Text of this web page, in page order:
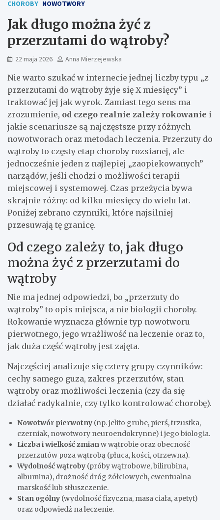
CHOROBY NOWOTWORY
Jak długo można żyć z
przerzutami do wątroby?
22 maja 2026 Anna Mierzejewska
Nie warto szukać w internecie jednej liczby typu „z
przerzutami do wątroby żyje się X miesięcy” i
traktować jej jak wyrok. Zamiast tego sens ma
zrozumienie, od czego realnie zależy rokowanie i
jakie scenariusze są najczęstsze przy różnych
nowotworach oraz metodach leczenia. Przerzuty do
wątroby to częsty etap choroby rozsianej, ale
jednocześnie jeden z najlepiej „zaopiekowanych”
narządów, jeśli chodzi o możliwości terapii
miejscowej i systemowej. Czas przeżycia bywa
skrajnie różny: od kilku miesięcy do wielu lat.
Poniżej zebrano czynniki, które najsilniej
przesuwają tę granicę.
Od czego zależy to, jak długo
można żyć z przerzutami do
wątroby
Nie ma jednej odpowiedzi, bo „przerzuty do
wątroby” to opis miejsca, a nie biologii choroby.
Rokowanie wyznacza głównie typ nowotworu
pierwotnego, jego wrażliwość na leczenie oraz to,
jak duża część wątroby jest zajęta.
Najczęściej analizuje się cztery grupy czynników:
cechy samego guza, zakres przerzutów, stan
wątroby oraz możliwości leczenia (czy da się
działać radykalnie, czy tylko kontrolować chorobę).
Nowotwór pierwotny (np. jelito grube, pierś, trzustka,
czerniak, nowotwory neuroendokrynne) i jego biologia.
Liczba i wielkość zmianw wątrobie oraz obecność
przerzutów poza wątrobą (płuca, kości, otrzewna).
Wydolność wątroby (próby wątrobowe, bilirubina,
albumina), drożność dróg żółciowych, ewentualna
marskość lub stłuszczenie.
Stan ogólny (wydolność fizyczna, masa ciała, apetyt)
oraz odpowiedź na leczenie.